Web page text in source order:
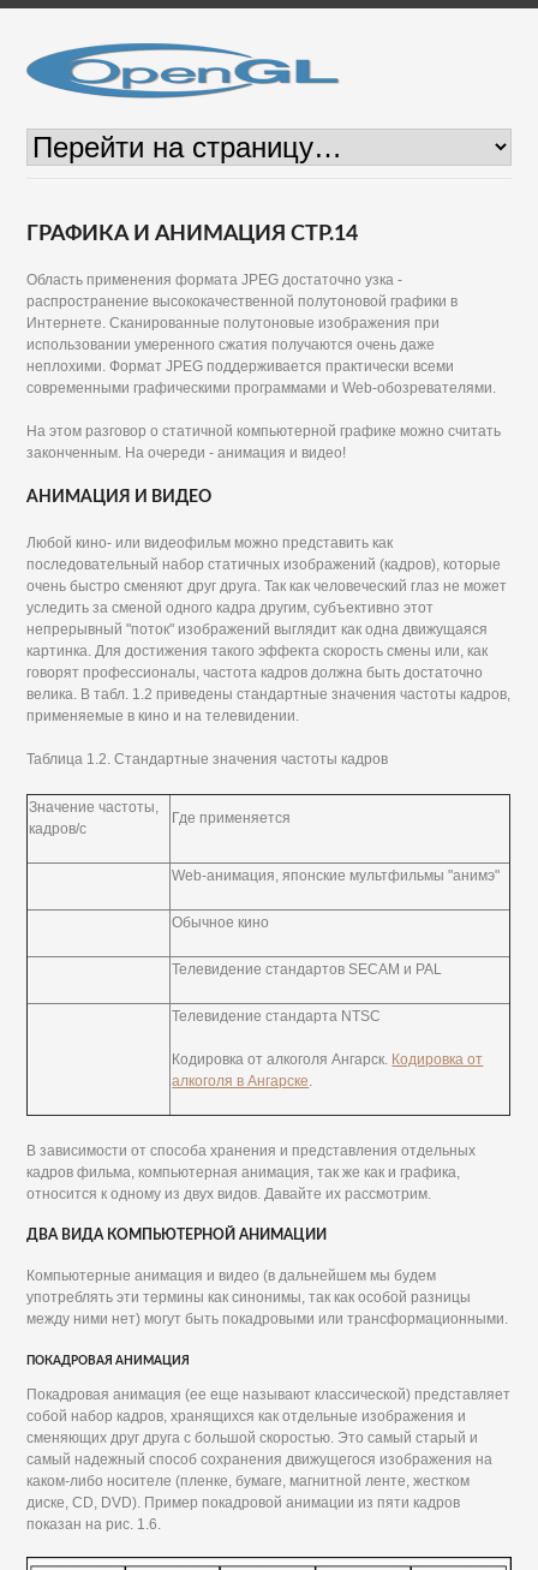
ГРАФИКА И АНИМАЦИЯ СТР.14
Область применения формата JPEG достаточно узка -
распространение высококачественной полутоновой графики в
Интернете. Сканированные полутоновые изображения при
использовании умеренного сжатия получаются очень даже
неплохими. Формат JPEG поддерживается практически всеми
современными графическими программами и Web-обозревателями.
На этом разговор о статичной компьютерной графике можно считать
законченным. На очереди - анимация и видео!
АНИМАЦИЯ И ВИДЕО
Любой кино- или видеофильм можно представить как
последовательный набор статичных изображений (кадров), которые
очень быстро сменяют друг друга. Так как человеческий глаз не может
уследить за сменой одного кадра другим, субъективно этот
непрерывный "поток" изображений выглядит как одна движущаяся
картинка. Для достижения такого эффекта скорость смены или, как
говорят профессионалы, частота кадров должна быть достаточно
велика. В табл. 1.2 приведены стандартные значения частоты кадров,
применяемые в кино и на телевидении.
Таблица 1.2. Стандартные значения частоты кадров
Значение частоты,
кадров/с
Где применяется
Web-анимация, японские мультфильмы "анимэ"
Обычное кино
Телевидение стандартов SECAM и PAL
Телевидение стандарта NTSC
Кодировка от алкоголя Ангарск. Кодировка от
алкоголя в Ангарске.
В зависимости от способа хранения и представления отдельных
кадров фильма, компьютерная анимация, так же как и графика,
относится к одному из двух видов. Давайте их рассмотрим.
ДВА ВИДА КОМПЬЮТЕРНОЙ АНИМАЦИИ
Компьютерные анимация и видео (в дальнейшем мы будем
употреблять эти термины как синонимы, так как особой разницы
между ними нет) могут быть покадровыми или трансформационными.
ПОКАДРОВАЯ АНИМАЦИЯ
Покадровая анимация (ее еще называют классической) представляет
собой набор кадров, хранящихся как отдельные изображения и
сменяющих друг друга с большой скоростью. Это самый старый и
самый надежный способ сохранения движущегося изображения на
каком-либо носителе (пленке, бумаге, магнитной ленте, жестком
диске, CD, DVD). Пример покадровой анимации из пяти кадров
показан на рис. 1.6.